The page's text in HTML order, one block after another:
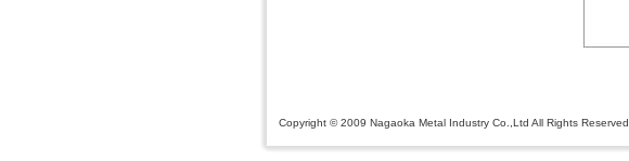
Copyright © 2009 Nagaoka Metal Industry Co.,Ltd All Rights Reserved.